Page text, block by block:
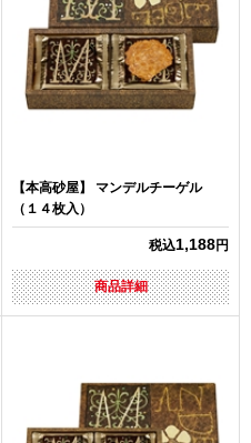
【本高砂屋】 マンデルチーゲル
（１４枚入）
税込1,188円
商品詳細